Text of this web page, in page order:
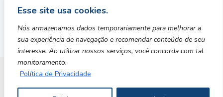
Esse site usa cookies.
Nós armazenamos dados temporariamente para melhorar a
sua experiência de navegação e recomendar conteúdo de seu
interesse. Ao utilizar nossos serviços, você concorda com tal
monitoramento.
Política de Privacidade